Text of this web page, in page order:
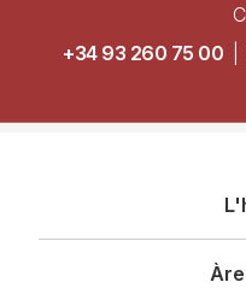
+34 93 260 75 00
principal